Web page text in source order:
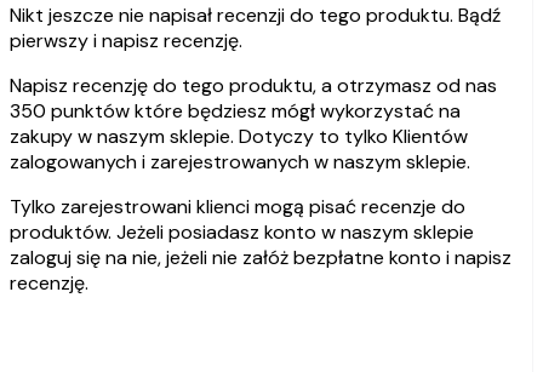
Nikt jeszcze nie napisał recenzji do tego produktu. Bądź
pierwszy i napisz recenzję.
Napisz recenzję do tego produktu, a otrzymasz od nas
350 punktów które będziesz mógł wykorzystać na
zakupy w naszym sklepie. Dotyczy to tylko Klientów
zalogowanych i zarejestrowanych w naszym sklepie.
Tylko zarejestrowani klienci mogą pisać recenzje do
produktów. Jeżeli posiadasz konto w naszym sklepie
zaloguj się na nie, jeżeli nie załóż bezpłatne konto i napisz
recenzję.